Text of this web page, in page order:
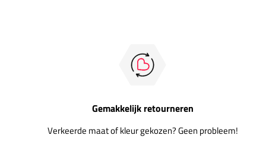
Gemakkelijk retourneren
Verkeerde maat of kleur gekozen? Geen probleem!